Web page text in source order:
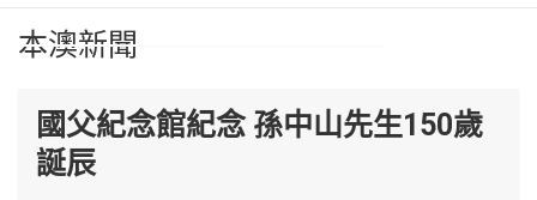
本澳新聞
國父紀念館紀念 孫中山先生150歲
誕辰